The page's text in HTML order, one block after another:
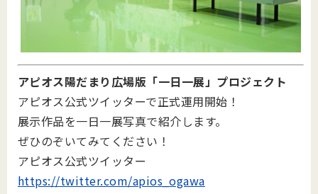
アピオス陽だまり広場版「一日一展」プロジェクト
アピオス公式ツイッターで正式運用開始！
展示作品を一日一展写真で紹介します。
ぜひのぞいてみてください！
アピオス公式ツイッター
https://twitter.com/apios_ogawa